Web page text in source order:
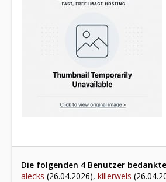
Die folgenden 4 Benutzer
alecks (26.04.2026), killerwels